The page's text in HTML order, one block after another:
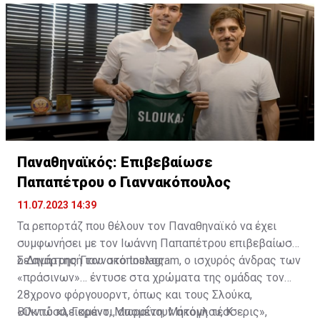
Παναθηναϊκός: Επιβεβαίωσε
Παπαπέτρου ο Γιαννακόπουλος
11.07.2023 14:39
Τα ρεπορτάζ που θέλουν τον Παναθηναϊκό να έχει
συμφωνήσει με τον Ιωάννη Παπαπέτρου επιβεβαίωσε
ο Δημήτρης Γιαννακόπουλος.
Σε ανάρτησή του στο Instagram, ο ισχυρός άνδρας των
«πράσινων»… έντυσε στα χρώματα της ομάδας τον
28χρονο φόργουορντ, όπως και τους Σλούκα,
Βιλντόσα, Γκραντ, Μωραΐτη, Μήτογλου, Κ.
«Οκτώ κλεισμένοι, απομένουν ακόμη τέσσερις»,